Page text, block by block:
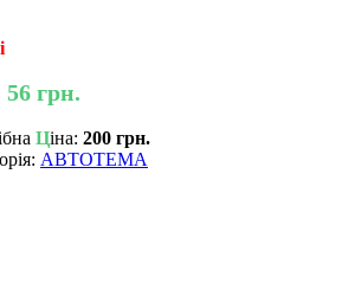
56 грн.
Ціна: 200 грн.
АВТОТЕМА